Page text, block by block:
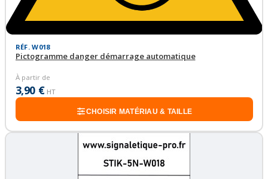
RÉF. W018
Pictogramme danger démarrage automatique
À partir de
3,90 € HT
CHOISIR MATÉRIAU & TAILLE